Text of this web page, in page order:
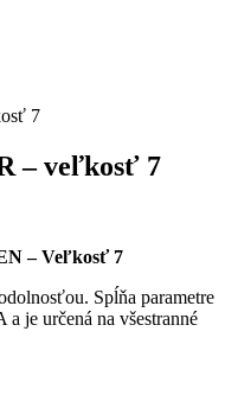
7
– veľkosť 7
– Veľkosť 7
Spĺňa parametre
je určená na všestranné